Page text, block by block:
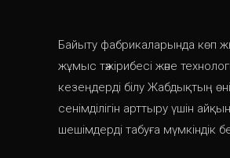
Байыту фабрикаларында көп
жұмыс тәжірибесі және
кезеңдерді білу Жабдықтың
сенімділігін арттыру үшін
шешімдерді табуға мүмкіндік